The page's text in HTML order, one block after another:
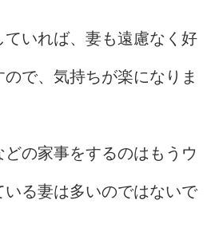
ていれば、妻も遠慮なく好
で、気持ちが楽になりま
の家事をするのはもうウ
いる妻は多いのではないで